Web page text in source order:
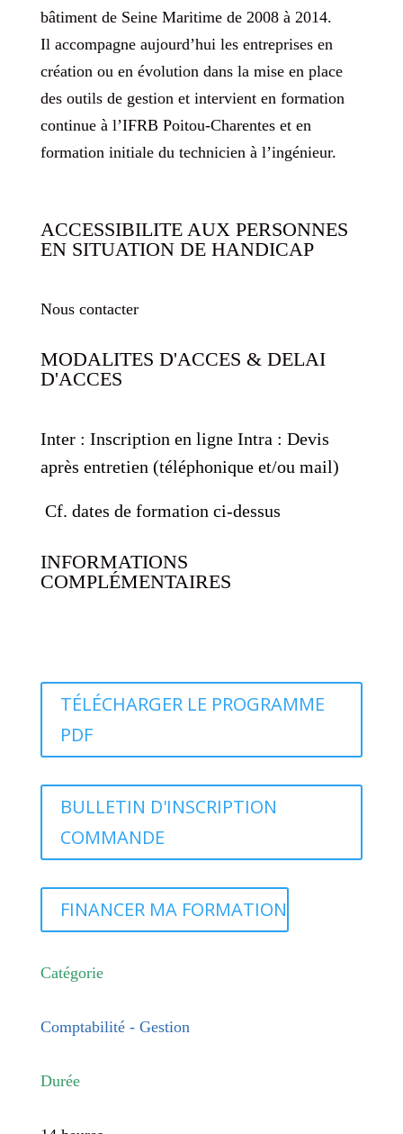
bâtiment de Seine Maritime de 2008 à 2014.
Il accompagne aujourd’hui les entreprises en
création ou en évolution dans la mise en place
des outils de gestion et intervient en formation
continue à l’IFRB Poitou-Charentes et en
formation initiale du technicien à l’ingénieur.
ACCESSIBILITE AUX PERSONNES
EN SITUATION DE HANDICAP
Nous contacter
MODALITES D'ACCES & DELAI
D'ACCES
Inter : Inscription en ligne Intra : Devis
après entretien (téléphonique et/ou mail)
Cf. dates de formation ci-dessus
INFORMATIONS
COMPLÉMENTAIRES
TÉLÉCHARGER LE PROGRAMME
PDF
BULLETIN D'INSCRIPTION
COMMANDE
FINANCER MA FORMATION
Catégorie
Comptabilité - Gestion
Durée